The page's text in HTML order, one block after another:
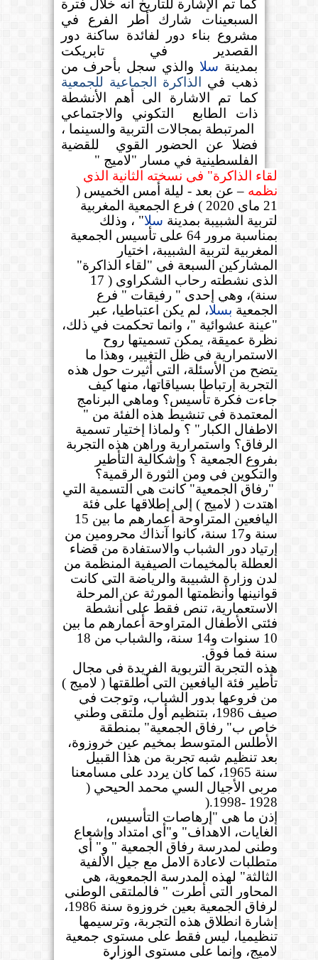
كما تم الإشارة للتاريخ أنه خلال فترة
السبعينات شارك أطر الفرع في
مشروع بناء دور لفائدة ساكنة دور
القصدير في تابريكت
بمدينة سلا والذي سجل بأحرف من
ذهب في الذاكرة الجماعية للجمعية
كما تم الاشارة الى أهم الأنشطة
ذات الطابع
التكوني والاجتماعي
المرتبطة بمجالات التربية والسينما ،
فضلا عن الحضور القوي
للقضية
الفلسطينية في مسار "لاميج "
لقاء الذاكرة" في نسخته الثانية الذي
نظمه– عن بعد - ليلة أمس الخميس (
21 ماي 2020 ) فرع الجمعية المغربية
لتربية الشبيبة بمدينة سلا" ، وذلك
بمناسبة مرور 64 على تأسيس الجمعية
المغربية لتربية الشبيبة، اختيار
المشاركين السبعة في "لقاء الذاكرة"
الذى نشطته رحاب الشكراوي ( 17
سنة)، وهي إحدى " رفيقات " فرع
الجمعية بسلا، لم يكن اعتباطيا، عبر
"عينة عشوائية "، وانما تحكمت في ذلك،
نظرة عميقة، يمكن تسميتها روح
الاستمرارية في ظل التغيير، وهذا ما
يتضح من الأسئلة، التي أثيرت حول هذه
التجربة إرتباطا بسياقاتها، منها كيف
جاءت فكرة تأسيس؟ وماهي البرنامج
المعتمدة في تنشيط هذه الفئة من "
الاطفال الكبار" ؟ ولماذا إختيار تسمية
الرفاق؟ واستمرارية وراهن هذه التجربة
بفروع الجمعية ؟ وإشكالية التأطير
والتكوين في ومن الثورة الرقمية؟
"رفاق الجمعية" كانت هي التسمية التي
اهتدت ( لاميج ) إلى إطلاقها على فئة
اليافعين المتراوحة أعمارهم ما بين 15
سنة و17 سنة، كانوا آنذاك محرومين من
إرتياد دور الشباب والاستفادة من قضاء
العطلة بالمخيمات الصيفية المنظمة من
لدن وزارة الشبيبة والرياضة التي كانت
قوانينها وأنظمتها المورثة عن المرحلة
الاستعمارية، تنص فقط على أنشطة
فئتي الأطفال المتراوحة أعمارهم ما بين
10 سنوات و14 سنة، والشباب من 18
سنة فما فوق.
هذه التجربة التربوية الفريدة في مجال
تأطير فئة اليافعين التي أطلقتها ( لاميج )
من فروعها بدور الشباب، وتوجت في
صيف 1986، بتنظيم أول ملتقى وطني
خاص ب" رفاق الجمعية" بمنطقة
الأطلس المتوسط بمخيم عين خروزوة،
بعد تنظيم شبه تجربة من هذا القبيل
سنة 1965، كما كان يردد على مسامعنا
مربي الأجيال السي محمد الحيحي (
1928 -1998
).
إذن ما هي "إرهاصات التأسيس،
الغايات، الاهداف" و"أي امتداد وإشعاع
وطني لمدرسة رفاق الجمعية " و" أي
متطلبات لاعادة الامل مع جيل الألفية
الثالثة" لهذه المدرسة الجمعوية، هي
المحاور التي أطرت " فالملتقى الوطني
لرفاق الجمعية بعين خروزوة سنة 1986،
إشارة انطلاق هذه التجربة، وترسيمها
تنظيميا، ليس فقط على مستوى جمعية
لاميج، وإنما على مستوى الوزارة